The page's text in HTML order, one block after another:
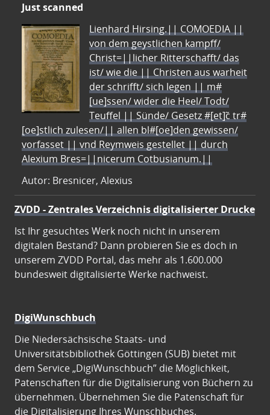
Just scanned
Lienhard Hirsing.|| COMOEDIA ||
von dem geystlichen kampff/
Christ=||licher Ritterschafft/ das
ist/ wie die || Christen aus warheit
der schrifft/ sich legen || m#
[ue]ssen/ wider die Heel/ Todt/
Teuffel || Sünde/ Gesetz #[et]c̃ tr#
[oe]stlich zulesen/|| allen bl#[oe]den gewissen/
vorfasset || vnd Reymweis gestellet || durch
Alexium Bres=||nicerum Cotbusianum.||
Autor: Bresnicer, Alexius
ZVDD - Zentrales Verzeichnis digitalisierter Drucke
Ist Ihr gesuchtes Werk noch nicht in unserem
digitalen Bestand? Dann probieren Sie es doch in
unserem ZVDD Portal, das mehr als 1.600.000
bundesweit digitalisierte Werke nachweist.
DigiWunschbuch
Die Niedersächsische Staats- und
Universitätsbibliothek Göttingen (SUB) bietet mit
dem Service „DigiWunschbuch” die Möglichkeit,
Patenschaften für die Digitalisierung von Büchern zu
übernehmen. Übernehmen Sie die Patenschaft für
die Digitalisierung Ihres Wunschbuches.